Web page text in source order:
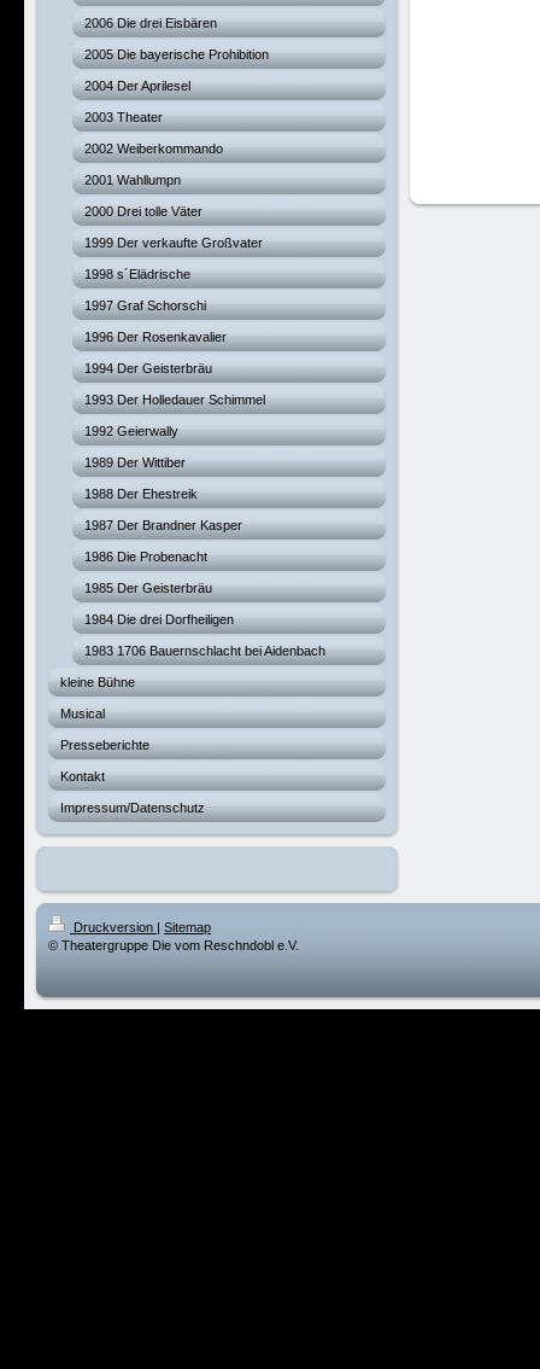
2006 Die drei Eisbären
2005 Die bayerische Prohibition
2004 Der Aprilesel
2003 Theater
2002 Weiberkommando
2001 Wahllumpn
2000 Drei tolle Väter
1999 Der verkaufte Großvater
1998 s´Elädrische
1997 Graf Schorschi
1996 Der Rosenkavalier
1994 Der Geisterbräu
1993 Der Holledauer Schimmel
1992 Geierwally
1989 Der Wittiber
1988 Der Ehestreik
1987 Der Brandner Kasper
1986 Die Probenacht
1985 Der Geisterbräu
1984 Die drei Dorfheiligen
1983 1706 Bauernschlacht bei Aidenbach
kleine Bühne
Musical
Presseberichte
Kontakt
Impressum/Datenschutz
Druckversion | Sitemap
© Theatergruppe Die vom Reschndobl e.V.